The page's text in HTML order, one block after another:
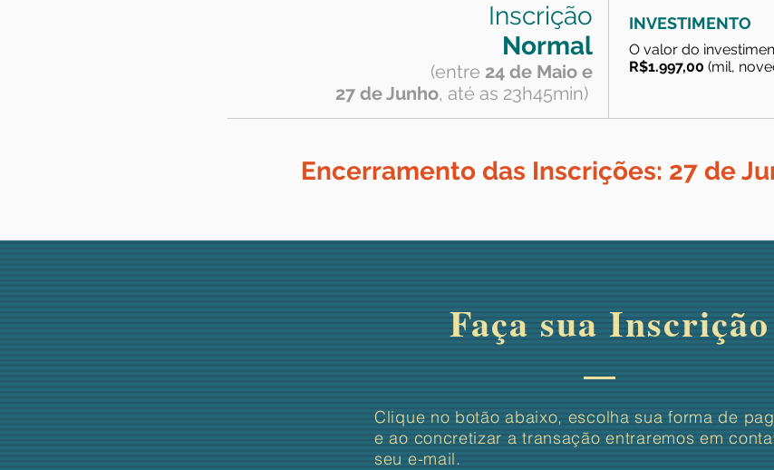
INVESTIMENTO
O valor do
R$1.997,00 (mil,
Inscrição
Normal
(entre 24 de Maio e
27 de Junho, até as 23h45min)
Encerramento das Inscrições: 27 de
Faça sua Inscrição
Clique no botão abaixo, escolha sua forma de
e ao concretizar a transação entraremos em
seu e-mail.